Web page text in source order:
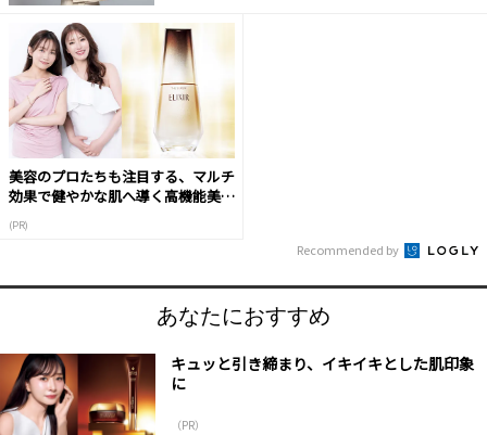
美容のプロたちも注目する、マルチ
効果で健やかな肌へ導く高機能美容
(PR)
Recommended by
あなたにおすすめ
キュッと引き締まり、イキイキとした肌印象
に
（PR）